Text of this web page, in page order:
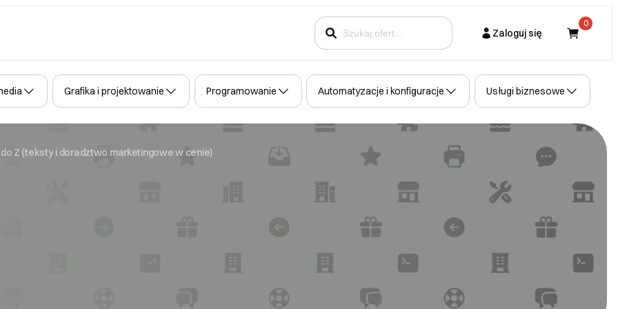
Zaloguj się
Kupujący
0
Grafika i projektowanie Programowanie Automatyzacje i konfiguracje Usługi biznesowe
Z (teksty i doradztwo marketingowe w cenie)